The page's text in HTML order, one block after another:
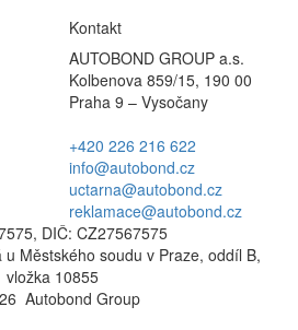
Kontakt
AUTOBOND GROUP a.s.
Kolbenova 859/15, 190 00
Praha 9 – Vysočany
+420 226 216 622
info@autobond.cz
uctarna@autobond.cz
reklamace@autobond.cz
DIČ: CZ27567575
Městského soudu v Praze, oddíl B,
vložka 10855
Autobond Group